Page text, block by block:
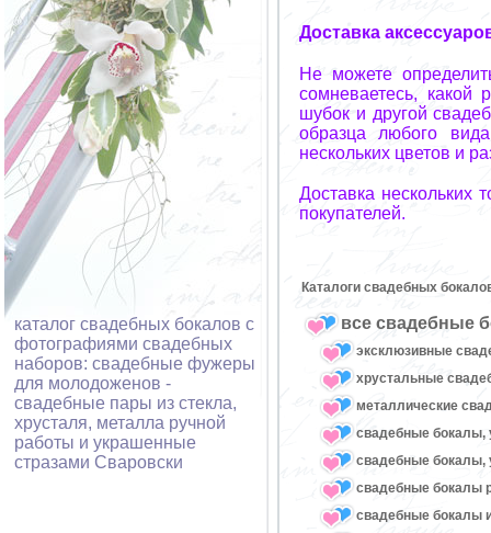
каталог свадебных бокалов с
фотографиями свадебных
наборов: свадебные фужеры
для молодоженов -
свадебные пары из стекла,
хрусталя, металла ручной
работы и украшенные
стразами Сваровски
Доставка
Не можете
сомневаетесь, какой
шубок и другой
образца любого
нескольких цветов и
Доставка нескольких
покупателей.
Каталоги свадебных
все свадебные
эксклюзивные
хрустальные
металлические
свадебные бокалы,
свадебные бокалы,
свадебные бокалы
свадебные бокалы